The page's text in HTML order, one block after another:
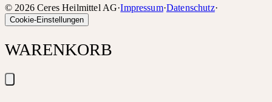
© 2026 Ceres Heilmittel AG·Impressum·Datenschutz·
Cookie-Einstellungen
WARENKORB